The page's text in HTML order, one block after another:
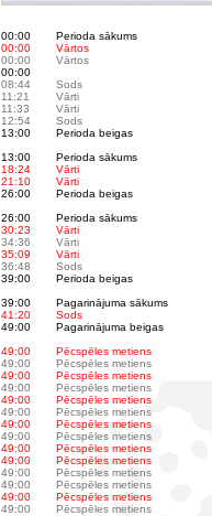
00:00 Perioda sākums
00:00
Vārtos
00:00
Vārtos
00:00
08:44
Sods
11:21
Vārti
11:33
Vārti
12:54
Sods
13:00
Perioda beigas
13:00
Perioda sākums
18:24
Vārti
21:10
Vārti
26:00
Perioda beigas
26:00
Perioda sākums
30:23
Vārti
34:36
Vārti
35:09
Vārti
36:48
Sods
39:00
Perioda beigas
39:00
Pagarinājuma sākums
41:20
Sods
49:00
Pagarinājuma beigas
49:00
Pēcspēles metiens
49:00
Pēcspēles metiens
49:00
Pēcspēles metiens
49:00
Pēcspēles metiens
49:00
Pēcspēles metiens
49:00
Pēcspēles metiens
49:00
Pēcspēles metiens
49:00
Pēcspēles metiens
49:00
Pēcspēles metiens
49:00
Pēcspēles metiens
49:00
Pēcspēles metiens
49:00
Pēcspēles metiens
49:00
Pēcspēles metiens
49:00
Pēcspēles metiens